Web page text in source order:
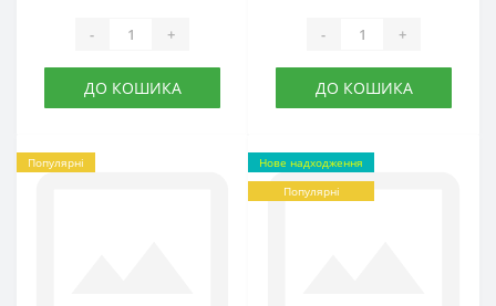
- +
ДО КОШИКА
- +
ДО КОШИКА
Популярні
Нове надходження
Популярні